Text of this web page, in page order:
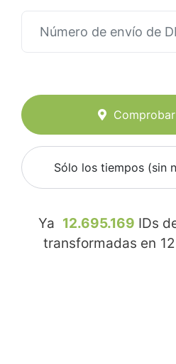
Sólo los tiempos (sin
Ya 12.695.169 IDs
transformadas en